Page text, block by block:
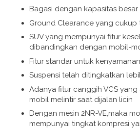
Bagasi dengan kapasitas besar
Ground Clearance yang cukup
SUV yang mempunyai fitur
dibandingkan dengan mobil-
Fitur standar untuk
Suspensi telah ditingkatkan
Adanya fitur canggih VCS
mobil melintir saat dijalan licin
Dengan mesin 2NR-VE,maka
mempunyai tingkat kompresi